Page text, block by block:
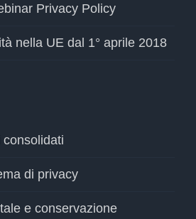
Privacy Policy
nella UE dal 1° aprile 2018
di privacy
e conservazione